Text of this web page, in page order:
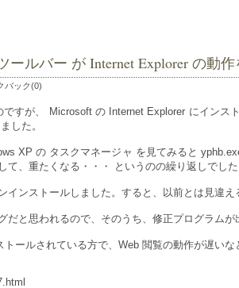
ールバー が Internet Explorer の動
バック(0)
すが、 Microsoft の Internet Explorer にイン
した。
XP の タスクマネージャ を見てみると
、重たくなる・・・ というのの繰り返しでした
ンストールしました。すると、以前とは見違
だと思われるので、そのうち、修正プログラム
ールされている方で、Web 閲覧の動作が遅い